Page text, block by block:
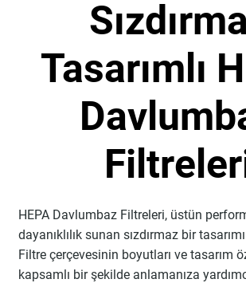
Tasarımlı
HEPA Davlumbaz Filtreleri, üstün
dayanıklılık sunan sızdırmaz bir
Filtre çerçevesinin boyutları ve tasarım
kapsamlı bir şekilde anlamanıza